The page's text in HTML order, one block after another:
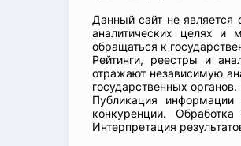
Данный сайт не
аналитических целях и
обращаться к
Рейтинги, реестры и
отражают независимую
государственных
Публикация информации
конкуренции.
Интерпретация